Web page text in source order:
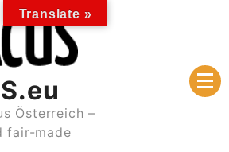
Österreich –
fair-made
Translate »